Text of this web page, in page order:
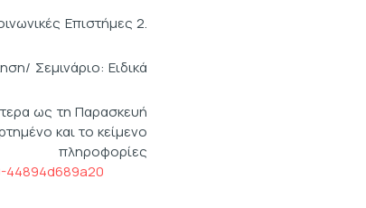
Επιστήμες 2.
Σεμινάριο: Ειδικά
ως τη Παρασκευή
και το κείμενο
44894d689a20